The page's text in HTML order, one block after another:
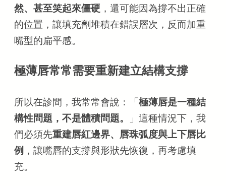
然、甚至笑起來僵硬 ，還可能因為撐不出正確
的位置，讓填充劑堆積在錯誤層次，反而加重
嘴型的扁平感。
極薄唇常常需要重新建立結構支撐
所以在診間，我常常會說：「極薄唇是一種結
構性問題，不是體積問題。
」這種情況下，我
們必須先重建唇紅邊界、唇珠弧度與上下唇比
例 ，讓嘴唇的支撐與形狀先恢復，再考慮填
充。